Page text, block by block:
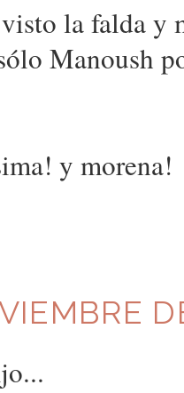
la falda y
Manoush
y morena!